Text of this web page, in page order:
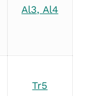
Al3, Al4
Tr5